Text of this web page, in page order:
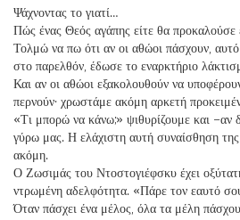
Ψάχνοντας το γιατί…
Πώς ένας Θεός αγάπης είτε θα
Τολμώ να πω ότι αν οι αθώοι πάσχουν,
στο παρελθόν, έδωσε το εναρκτήριο
Και αν οι αθώοι εξακολουθούν να
περνούν· χρωστάμε ακόμη αρκετή
«Τι μπορώ να κάνω;» ψιθυρίζουμε και –αν
γύρω μας. Η ελάχιστη αυτή συ­ναίσθηση της
ακόμη.
Ο Ζωσιμάς του Ντοστογιέφσκυ έχει
ντρωμένη αδελφότητα. «Πάρε τον εαυτό
Όταν πάσχει ένα μέλος, όλα τα μέλη